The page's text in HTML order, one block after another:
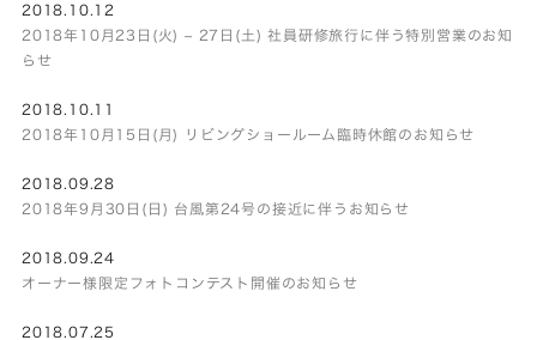
2018.10.12
2018年10月23日(火) – 27日(土) 社員研修旅行に伴う特別営業のお知
らせ
2018.10.11
2018年10月15日(月) リビングショールーム臨時休館のお知らせ
2018.09.28
2018年9月30日(日) 台風第24号の接近に伴うお知らせ
2018.09.24
オーナー様限定フォトコンテスト開催のお知らせ
2018.07.25